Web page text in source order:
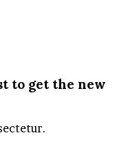
to get the new